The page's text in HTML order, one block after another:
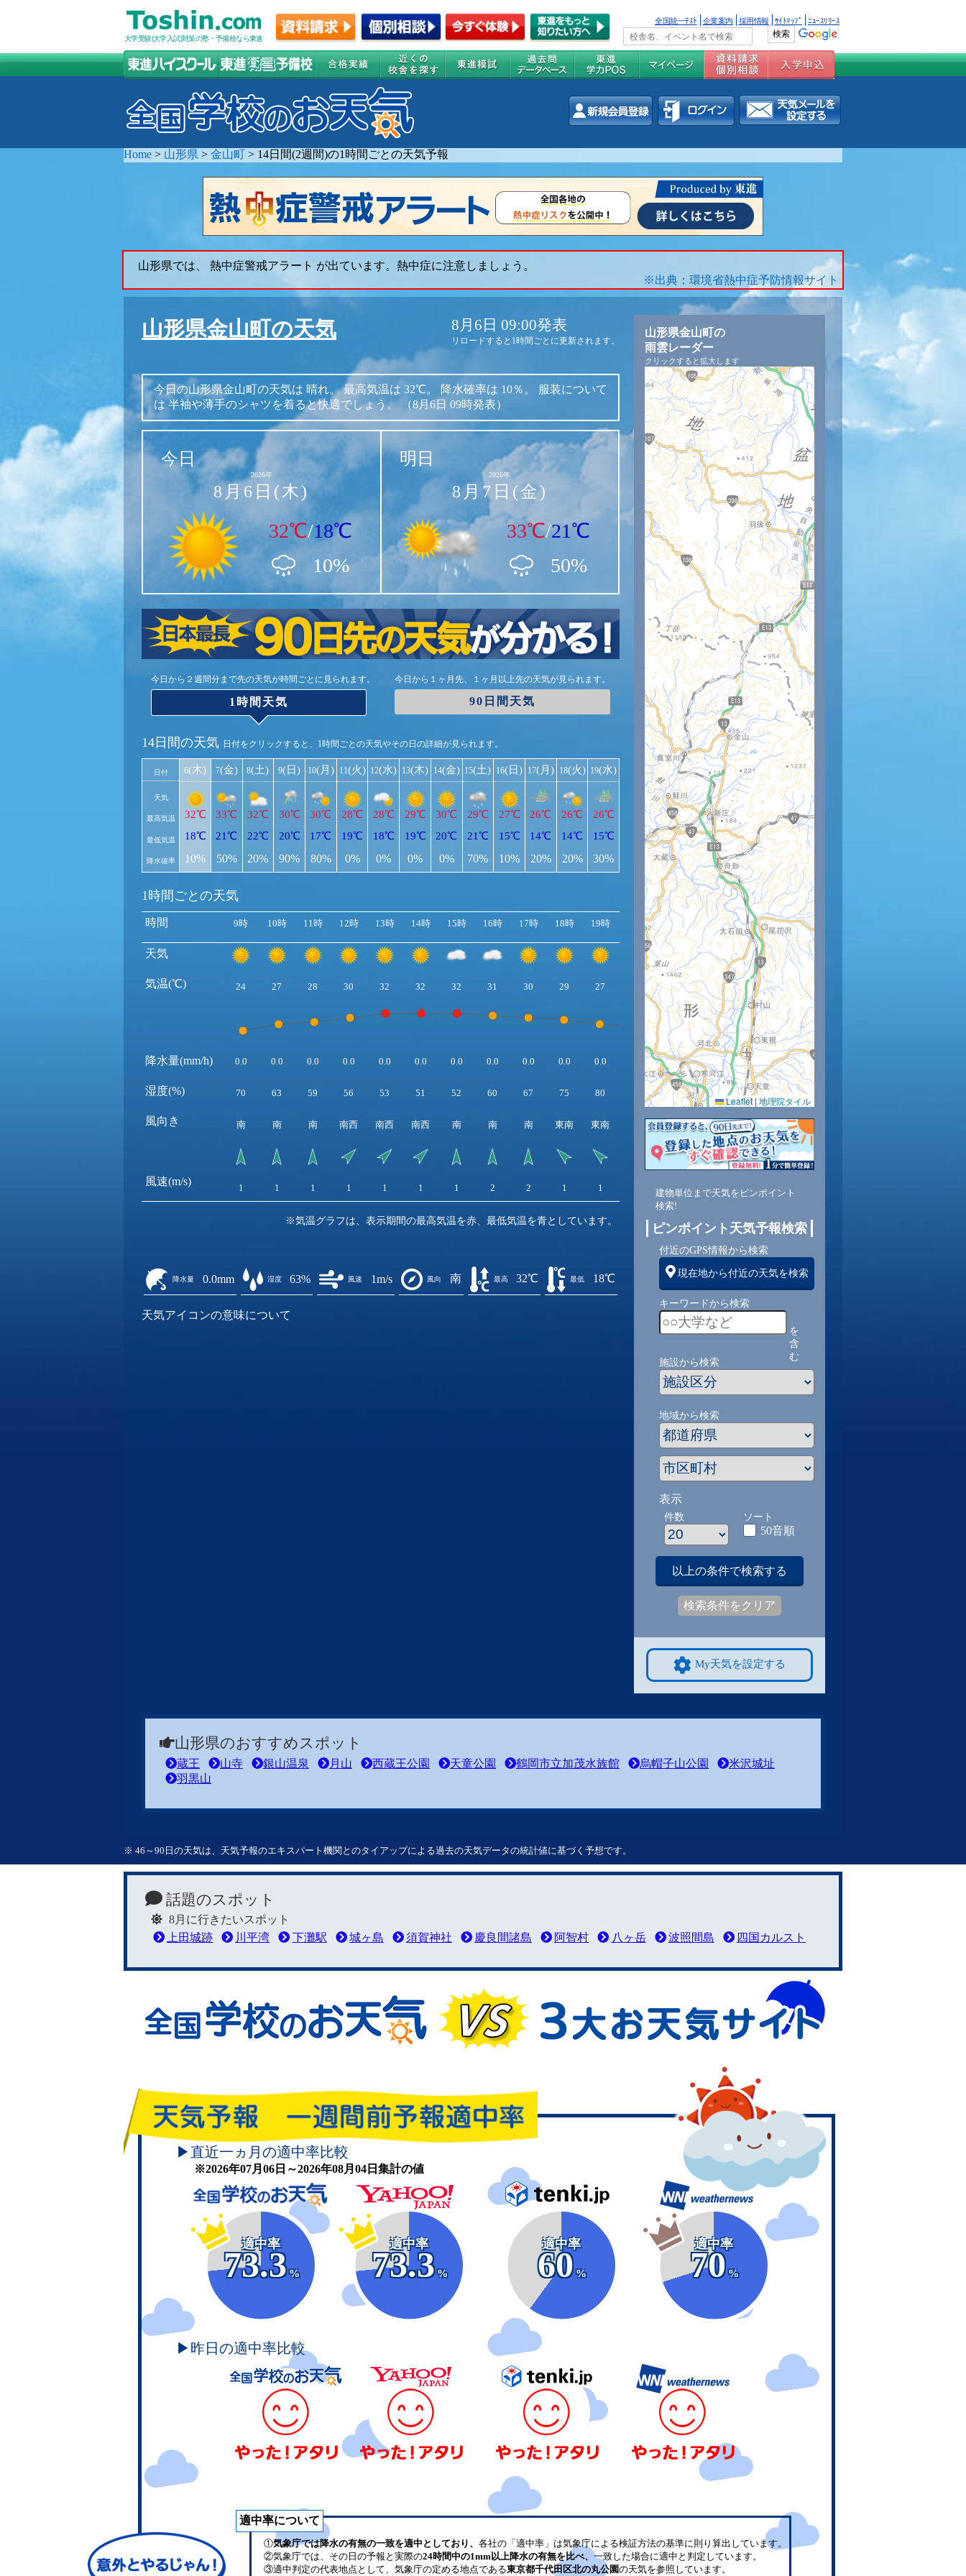
大学受験(大学入試)対策の塾・予備校なら東進
全国統一ﾃｽﾄ 企業案内 採用情報 ｻｲﾄﾏｯﾌﾟ ﾆｭｰｽﾘﾘｰｽ
Home > 山形県 > 金山町 > 14日間(2週間)の1時間ごとの天気予報
山形県では、 熱中症警戒アラート が出ています。熱中症に注意しましょう。
※出典：環境省熱中症予防情報サイト
山形県金山町の天気 8月6日 09:00発表
リロードすると1時間ごとに更新されます。
今日の山形県金山町の天気は 晴れ。 最高気温は 32℃。 降水確率は 10％。
服装について
は 半袖や薄手のシャツを着ると快適でしょう。 （8月6日 09時発表）
今日
2026年
8月6日(木)
32℃/18℃
10%
明日
2026年
8月7日(金)
33℃/21℃
50%
今日から２週間分まで先の天気が時間ごとに見られます。
1時間天気
今日から１ヶ月先、１ヶ月以上先の天気が見られます。
90日間天気
14日間の天気 日付をクリックすると、1時間ごとの天気やその日の詳細が見られます。
日付
天気
最高気温
最低気温
降水確率
6(木)
32℃
18℃
10%
7(金)
33℃
21℃
50%
8(土)
32℃
22℃
20%
9(日)
30℃
20℃
90%
10(月)
30℃
17℃
80%
11(火)
28℃
19℃
0%
12(水)
28℃
18℃
0%
13(木)
29℃
19℃
0%
14(金)
30℃
20℃
0%
15(土)
29℃
21℃
70%
16(日)
27℃
15℃
10%
17(月)
26℃
14℃
20%
18(火)
26℃
14℃
20%
19(水)
26℃
15℃
30%
1時間ごとの天気
時間
天気
気温(℃)
降水量(mm/h)
湿度(%)
風向き
風速(m/s)
9時 10時 11時 12時 13時 14時 15時 16時 17時 18時 19時 20時 21時 22時 23時
24 27 28 30 32 32 32 31 30 29 27 25 24 23
0.0 0.0 0.0 0.0 0.0 0.0 0.0 0.0 0.0 0.0 0.0 0.0 0.0 0.0
70 63 59 56 53 51 52 60 67 75 80 87 89 90
南 南 南 南西 南西 南西 南 南 南 東南 東南 西 西 北西
1 1 1 1 1 1 1 2 2 1 1 1 1 1
※気温グラフは、表示期間の最高気温を赤、最低気温を青としています。
降水量 0.0mm 湿度 63% 風速 1m/s 風向 南 最高 32℃ 最低 18℃
天気アイコンの意味について
山形県金山町の
雨雲レーダー
クリックすると拡大します
Leaflet | 地理院タイル
建物単位まで天気をピンポイント
検索!
ピンポイント天気予報検索
付近のGPS情報から検索
現在地から付近の天気を検索
キーワードから検索
を
含
む
施設から検索
地域から検索
表示
件数 ソート
50音順
以上の条件で検索する
検索条件をクリア
My天気を設定する
山形県のおすすめスポット
蔵王 山寺 銀山温泉 月山 西蔵王公園 天童公園 鶴岡市立加茂水族館 烏帽子山公園
米沢城址
羽黒山
※ 46～90日の天気は、天気予報のエキスパート機関とのタイアップによる過去の天気データの統計値に基づく予想です。
話題のスポット
8月に行きたいスポット
上田城跡
川平湾 下灘駅 城ヶ島 須賀神社 慶良間諸島 阿智村 八ヶ岳 波照間島 四国カルスト
▶直近一ヵ月の適中率比較
※2026年07月06日～2026年08月04日集計の値
適中率
73.3
%
適中率
73.3
%
適中率
60
%
適中率
70
%
▶昨日の適中率比較
適中率について
①気象庁では降水の有無の一致を適中としており、 各社の「適中率」は気象庁による検証方法の基準に則り算出しています。
②気象庁では、その日の予報と実際の24時間中の1mm以上降水の有無を比べ、 一致した場合に適中と判定しています。
③適中判定の代表地点として、気象庁の定める地点である東京都千代田区北の丸公園の天気を参照しています。